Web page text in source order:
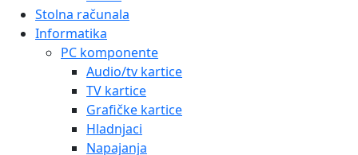
Stolna računala
Informatika
PC komponente
Audio/tv kartice
TV kartice
Grafičke kartice
Hladnjaci
Napajanja